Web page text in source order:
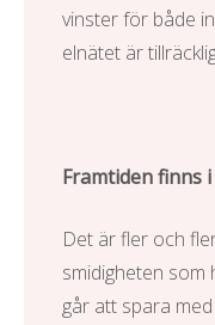
vinster för både
elnätet är
Framtiden finns
Det är fler och
smidigheten som
går att spara